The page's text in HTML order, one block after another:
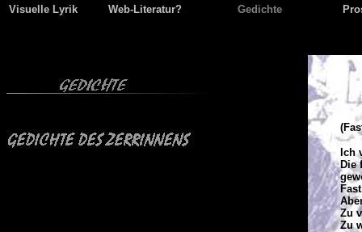
Visuelle Lyrik Web-Literatur? Gedichte
Ich
Die
Zu
Zu